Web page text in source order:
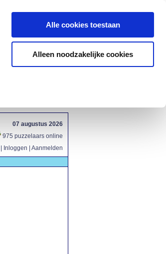
Alle cookies toestaan
Alleen noodzakelijke cookies
07 augustus 2026
975 puzzelaars online
Inloggen Aanmelden